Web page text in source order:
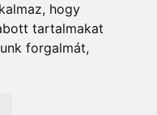
hogy
tartalmakat
forgalmát,